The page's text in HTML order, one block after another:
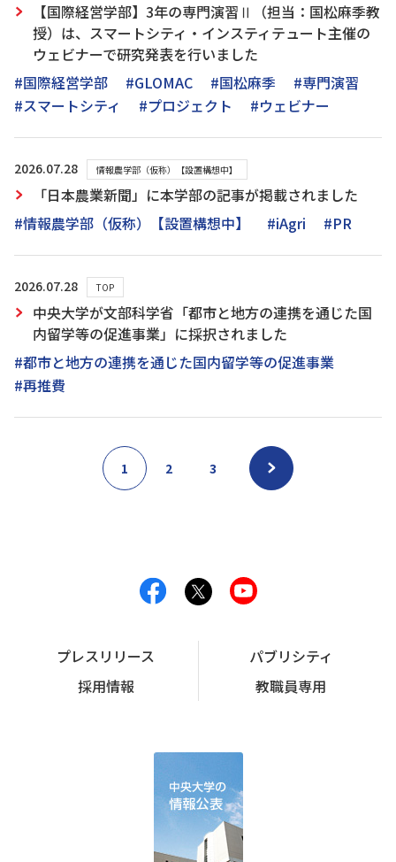
【国際経営学部】3年の専門演習Ⅱ（担当：国松麻季教
授）は、スマートシティ・インスティテュート主催の
ウェビナーで研究発表を行いました
#国際経営学部
#GLOMAC #国松麻季
#専門演習
#スマートシティ
#プロジェクト #ウェビナー
2026.07.28 情報農学部（仮称）【設置構想中】
「日本農業新聞」に本学部の記事が掲載されました
#情報農学部（仮称）【設置構想中】
#iAgri #PR
2026.07.28 TOP
中央大学が文部科学省「都市と地方の連携を通じた国
内留学等の促進事業」に採択されました
#都市と地方の連携を通じた国内留学等の促進事業
#再推費
1 2 3
プレスリリース
パブリシティ
採用情報
教職員専用